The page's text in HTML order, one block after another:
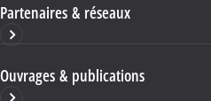
Partenaires & réseaux
Ouvrages & publications